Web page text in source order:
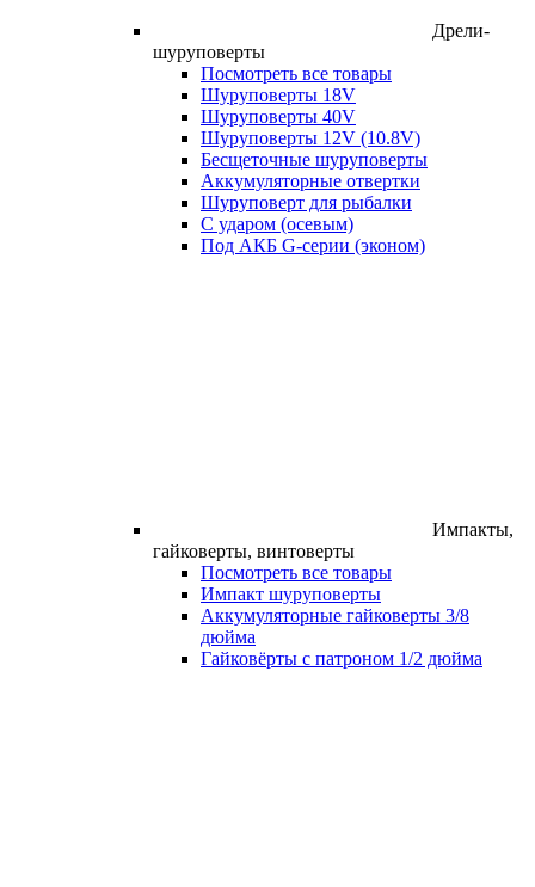
Дрели-
шуруповерты
Посмотреть все товары
Шуруповерты 18V
Шуруповерты 40V
Шуруповерты 12V (10.8V)
Бесщеточные шуруповерты
Аккумуляторные отвертки
Шуруповерт для рыбалки
С ударом (осевым)
Под АКБ G-серии (эконом)
Импакты,
гайковерты, винтоверты
Посмотреть все товары
Импакт шуруповерты
Аккумуляторные гайковерты 3/8
дюйма
Гайковёрты с патроном 1/2 дюйма